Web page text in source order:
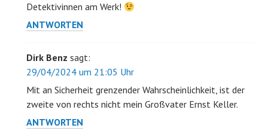
Detektivinnen am Werk!
ANTWORTEN
Dirk Benz sagt:
29/04/2024 um 21:05 Uhr
Mit an Sicherheit grenzender Wahrscheinlichkeit, ist der
zweite von rechts nicht mein Großvater Ernst Keller.
ANTWORTEN